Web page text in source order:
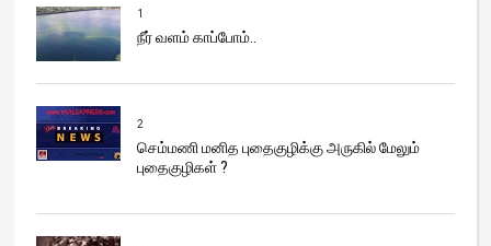
1
நீர் வளம் காப்போம்..
2
செம்மணி மனித புதைகுழிக்கு அருகில் மேலும்
புதைகுழிகள் ?